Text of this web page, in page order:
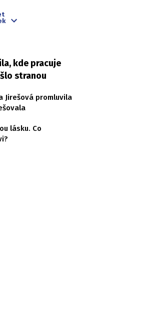
kde pracuje
stranou
Jirešová promluvila
lásku. Co